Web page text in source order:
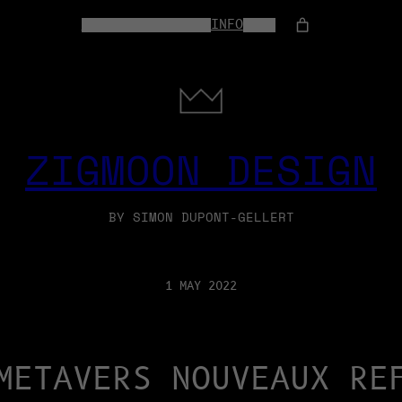
INFOSHOP
ZIGMOON DESIGN
BY SIMON DUPONT-GELLERT
1 MAY 2022
NOUVEAUX